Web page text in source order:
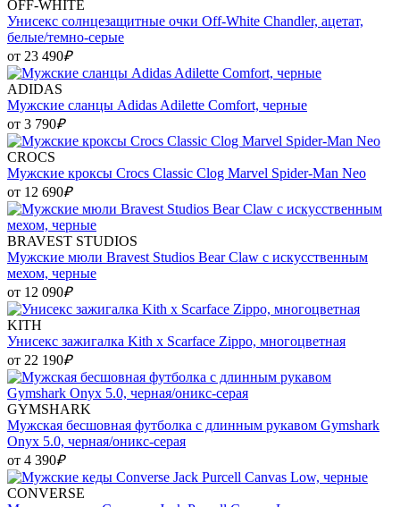
OFF-WHITE
Унисекс солнцезащитные очки Off-White Chandler, ацетат,
белые/темно-серые
от 23 490₽
ADIDAS
Мужские сланцы Adidas Adilette Comfort, черные
от 3 790₽
CROCS
Мужские кроксы Crocs Classic Clog Marvel Spider-Man Neo
от 12 690₽
BRAVEST STUDIOS
Мужские мюли Bravest Studios Bear Claw с искусственным
мехом, черные
от 12 090₽
KITH
Унисекс зажигалка Kith x Scarface Zippo, многоцветная
от 22 190₽
GYMSHARK
Мужская бесшовная футболка с длинным рукавом Gymshark
Onyx 5.0, черная/оникс-серая
от 4 390₽
CONVERSE